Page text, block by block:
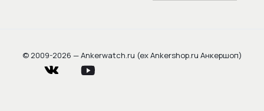
© 2009-2026 — Ankerwatch.ru (ex Ankershop.ru Анкершоп)
vkontakte youtube